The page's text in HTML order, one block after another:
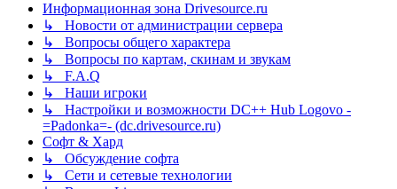
Информационная зона Drivesource.ru
↳ Новости от администрации сервера
↳ Вопросы общего характера
↳ Вопросы по картам, скинам и звукам
↳ F.A.Q
↳ Наши игроки
↳ Настройки и возможности DC++ Hub Logovo -
=Padonka=- (dc.drivesource.ru)
Софт & Хард
↳ Обсуждение софта
↳ Сети и сетевые технологии